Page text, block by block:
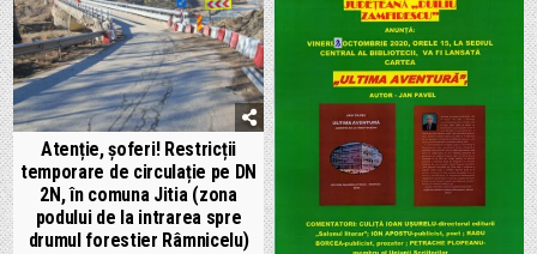
Atenție, șoferi! Restricții
temporare de circulație pe DN
2N, în comuna Jitia (zona
podului de la intrarea spre
drumul forestier Râmnicelu)